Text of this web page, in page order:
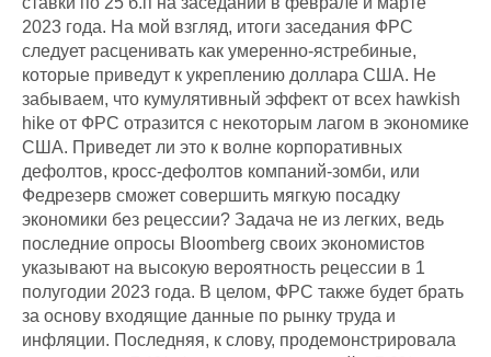
2023 года. На мой взгляд, итоги заседания ФРС
следует расценивать как умеренно-ястребиные,
которые приведут к укреплению доллара США. Не
забываем, что кумулятивный эффект от всех hawkish
hike от ФРС отразится с некоторым лагом в экономике
США. Приведет ли это к волне корпоративных
дефолтов, кросс-дефолтов компаний-зомби, или
Федрезерв сможет совершить мягкую посадку
экономики без рецессии? Задача не из легких, ведь
последние опросы Bloomberg своих экономистов
указывают на высокую вероятность рецессии в 1
полугодии 2023 года. В целом, ФРС также будет брать
за основу входящие данные по рынку труда и
инфляции. Последняя, к слову, продемонстрировала